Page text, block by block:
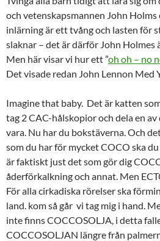
och vetenskapsmannen John Holms
inlärning är ett tvång och lasten för
slaknar – det är därför John Holmes
Men här visar vi hur ett ”oh oh – no
Det visade redan John Lennon Med
Imagine that baby. Det är katten
tag 2 CAC-hålskopior och dela en
vara. Nu har du bokstäverna. Och
som du har för mycket COCO ska
är faktiskt just det som gör dig
åderförkalkning och annat. Men
För alla cirkadiska rörelser ska
land. kom så går vi tag mig i hand.
inte finns COCCOSOLJA, i detta
COCCOSOLJAN längre från